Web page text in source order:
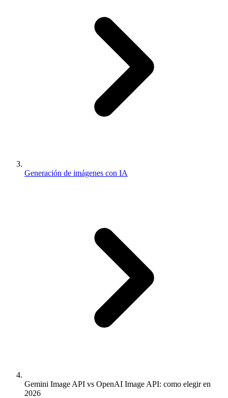
Generación de imágenes con IA
Gemini Image API vs OpenAI Image API: como elegir en
2026